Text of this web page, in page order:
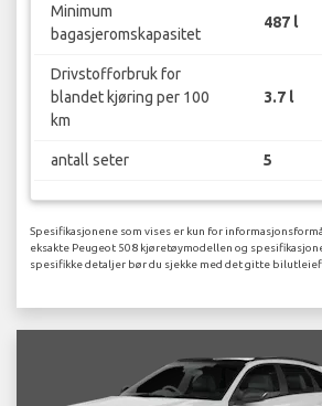
Minimum
bagasjeromskapasitet
487 l
Drivstofforbruk for
blandet kjøring per 100
km
3.7 l
antall seter 5
Spesifikasjonene som vises er kun for
eksakte Peugeot 508 kjøretøymodellen og
spesifikke detaljer bør du sjekke med det gitte